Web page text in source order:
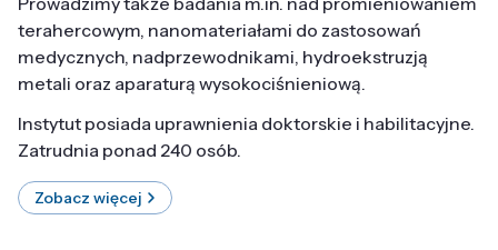
terahercowym, nanomateriałami do zastosowań
medycznych, nadprzewodnikami, hydroekstruzją
metali oraz aparaturą wysokociśnieniową.
Instytut posiada uprawnienia doktorskie i habilitacyjne.
Zatrudnia ponad 240 osób.
Zobacz więcej